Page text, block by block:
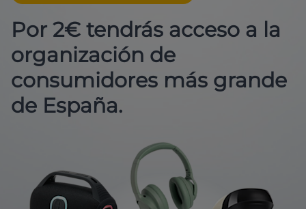
Por 2€ tendrás acceso a la
organización de
consumidores más grande
de España.